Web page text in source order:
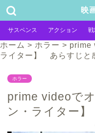
映
サスペンス アクション
ホーム > ホラー > prime
ライター】 あらすじと
ホラー
prime videoで
ン・ライター